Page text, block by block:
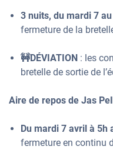
3 nuits, du mardi 7
fermeture de la
🚧DÉVIATION : les
bretelle de sortie de
Aire de repos de Jas
Du mardi 7 avril à 5h
fermeture en continu